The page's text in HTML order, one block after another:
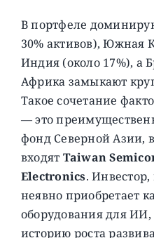
В портфеле
30% активов), Южная
Индия (около 17%), а
Африка замыкают
Такое сочетание
— это
фонд Северной Азии,
входят Taiwan
Electronics.
неявно приобретает
оборудования для
историю роста